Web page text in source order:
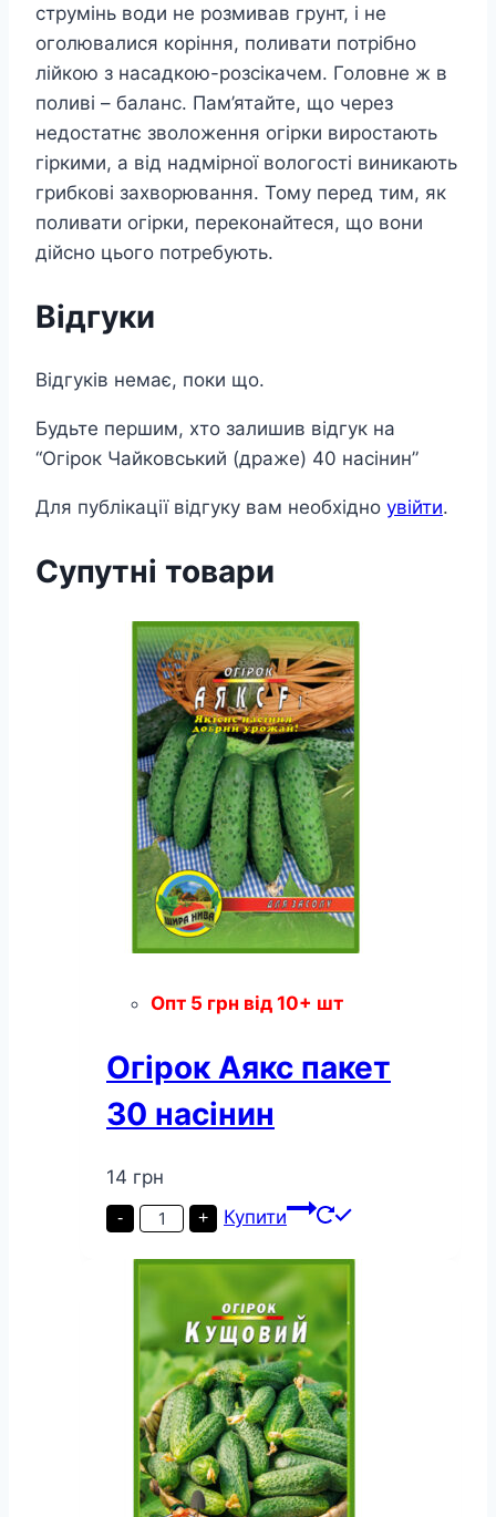
струмінь води не розмивав грунт, і не
оголювалися коріння, поливати потрібно
лійкою з насадкою-розсікачем. Головне ж в
поливі – баланс. Пам’ятайте, що через
недостатнє зволоження огірки виростають
гіркими, а від надмірної вологості виникають
грибкові захворювання. Тому перед тим, як
поливати огірки, переконайтеся, що вони
дійсно цього потребують.
Відгуки
Відгуків немає, поки що.
Будьте першим, хто залишив відгук на
“Огірок Чайковський (драже) 40 насінин”
Для публікації відгуку вам необхідно увійти.
Супутні товари
Опт 5 грн від 10+ шт
Огірок Аякс пакет
30 насінин
14 грн
-
Огірок
Аякс
30
насінин
+ Купити